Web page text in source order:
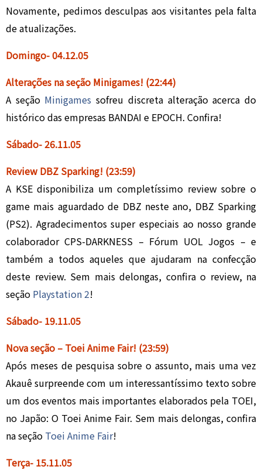
Novamente, pedimos desculpas aos visitantes pela falta
de atualizações.
Domingo- 04.12.05
Alterações na seção Minigames! (22:44)
A seção Minigames sofreu discreta alteração acerca do
histórico das empresas BANDAI e EPOCH. Confira!
Sábado- 26.11.05
Review DBZ Sparking! (23:59)
A KSE disponibiliza um completíssimo review sobre o
game mais aguardado de DBZ neste ano, DBZ Sparking
(PS2). Agradecimentos super especiais ao nosso grande
colaborador CPS-DARKNESS – Fórum UOL Jogos – e
também a todos aqueles que ajudaram na confecção
deste review. Sem mais delongas, confira o review, na
seção Playstation 2!
Sábado- 19.11.05
Nova seção – Toei Anime Fair! (23:59)
Após meses de pesquisa sobre o assunto, mais uma vez
Akauê surpreende com um interessantíssimo texto sobre
um dos eventos mais importantes elaborados pela TOEI,
no Japão: O Toei Anime Fair. Sem mais delongas, confira
na seção Toei Anime Fair!
Terça- 15.11.05